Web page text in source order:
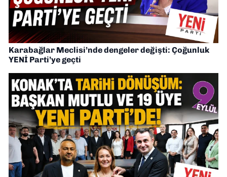
Karabağlar Meclisi’nde dengeler değişti: Çoğunluk
YENİ Parti’ye geçti